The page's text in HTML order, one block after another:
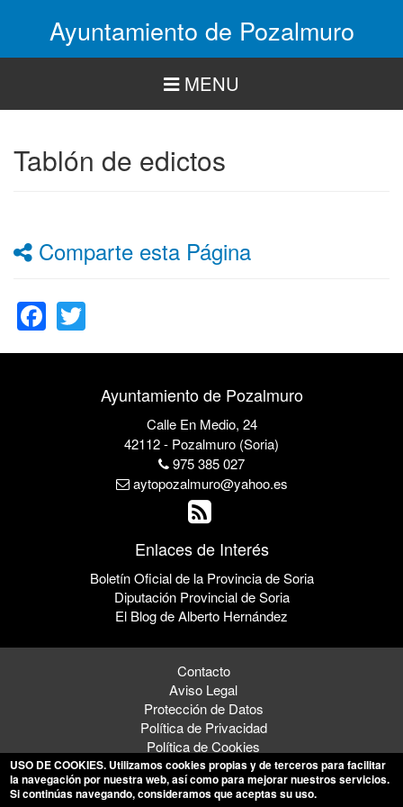
Ayuntamiento de Pozalmuro
MENU
Tablón de edictos
Comparte esta Página
Facebook
Ayuntamiento de Pozalmuro
Calle En Medio, 24
42112 - Pozalmuro (Soria)
975 385 027
aytopozalmuro@yahoo.es
Enlaces de Interés
Boletín Oficial de la Provincia de Soria
Diputación Provincial de Soria
El Blog de Alberto Hernández
Contacto
Aviso Legal
Protección de Datos
Política de Privacidad
Política de Cookies
USO DE COOKIES. Utilizamos cookies propias y de terceros para facilitar
la navegación por nuestra web, así como para mejorar nuestros servicios.
Si continúas navegando, consideramos que aceptas su uso.